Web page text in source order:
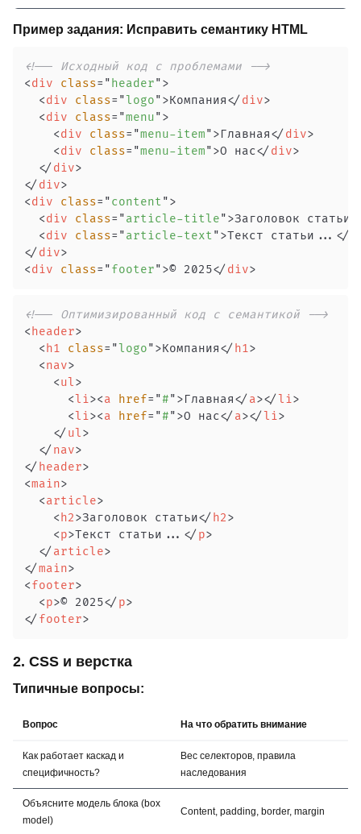
Пример задания: Исправить семантику HTML
<!-- Исходный код с проблемами -->
<div class= " header">
<div class= "logo">Компания</div>
<div class= "menu">
<div class= "menu-item">Главная</div>
<div class= "menu-item">О нас</div>
</div>
</div>
<div class= "content">
<div class= "article-title">Заголовок статьи
<div class= "article-text">Текст статьи... </
</div>
<div class= "footer">© 2025</div>
<!-- Оптимизированный код с семантикой -->
<header>
<h1 class= "logo">Компания</ h1>
<nav>
<ul>
<li><a href= "#">Главная</a></li>
<li><a href= "#">О нас</a></li>
</ul>
</nav>
</ header>
<main>
<article>
<h2>Заголовок статьи</ h2>
<p>Текст статьи... </p>
</article>
</main>
<footer>
<p>© 2025</p>
</footer>
2. CSS и верстка
Типичные вопросы:
Вопрос На что обратить внимание
Как работает каскад и
специфичность?
Вес селекторов, правила
наследования
Объясните модель блока (box
model)
Content, padding, border, margin